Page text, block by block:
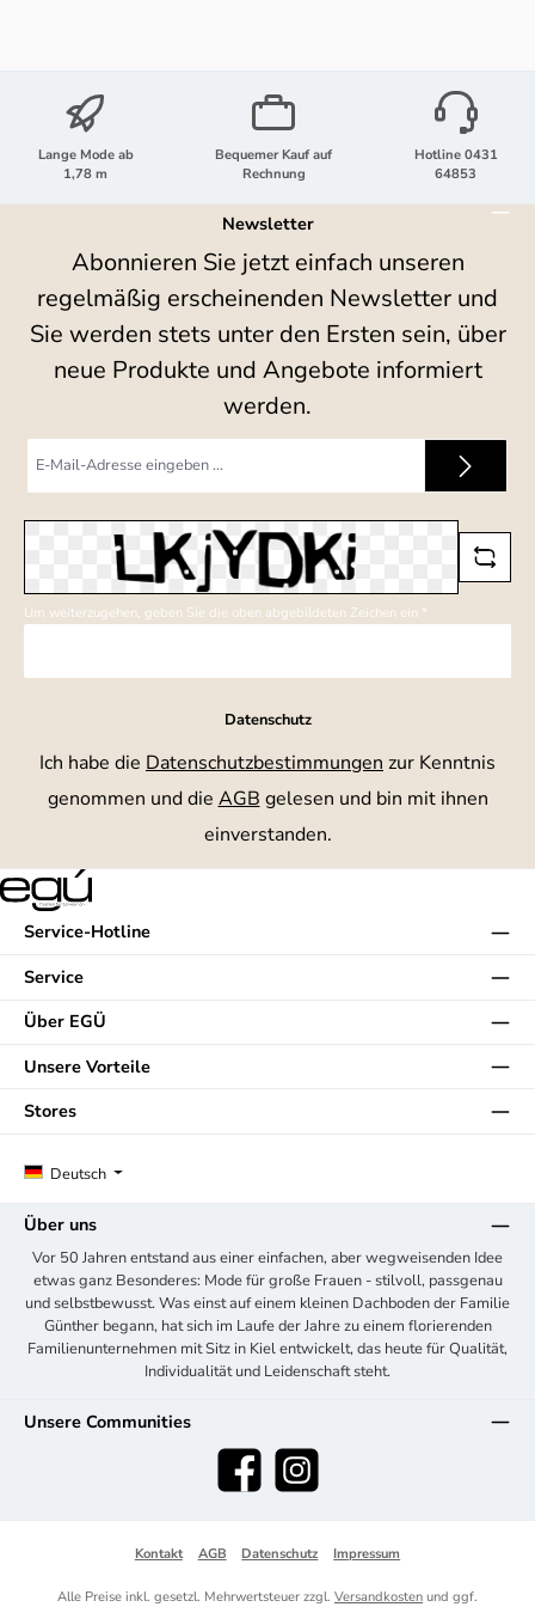
Lange Mode ab
1,78 m
Bequemer Kauf auf
Rechnung
Hotline 0431
64853
Newsletter
Abonnieren Sie jetzt einfach unseren
regelmäßig erscheinenden Newsletter und
Sie werden stets unter den Ersten sein, über
neue Produkte und Angebote informiert
werden.
Mail-
Um weiterzugehen, geben Sie die oben abgebildeten Zeichen ein *
Datenschutz
Ich habe die Datenschutzbestimmungen zur Kenntnis
genommen und die AGB gelesen und bin mit ihnen
einverstanden.
Service-Hotline
Service
Über EGÜ
Unsere Vorteile
Deutsch
Stores
Über uns
Vor 50 Jahren entstand aus einer einfachen, aber wegweisenden Idee
etwas ganz Besonderes: Mode für große Frauen - stilvoll, passgenau
und selbstbewusst. Was einst auf einem kleinen Dachboden der Familie
Günther begann, hat sich im Laufe der Jahre zu einem florierenden
Familienunternehmen mit Sitz in Kiel entwickelt, das heute für Qualität,
Individualität und Leidenschaft steht.
Unsere Communities
Facebook Instagram
Kontakt AGB Datenschutz Impressum
Alle Preise inkl. gesetzl. Mehrwertsteuer zzgl. Versandkosten und ggf.